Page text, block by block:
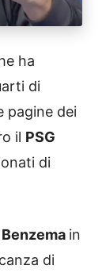
ha
di
pagine dei
il PSG
di
Benzema in
di